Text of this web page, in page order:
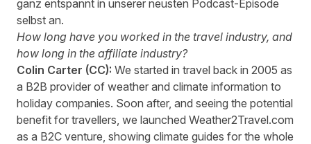
ganz entspannt in unserer neusten Podcast-Episode
selbst an.
How long have you worked in the travel industry, and
how long in the affiliate industry?
Colin Carter (CC): We started in travel back in 2005 as
a B2B provider of weather and climate information to
holiday companies. Soon after, and seeing the potential
benefit for travellers, we launched Weather2Travel.com
as a B2C venture, showing climate guides for the whole